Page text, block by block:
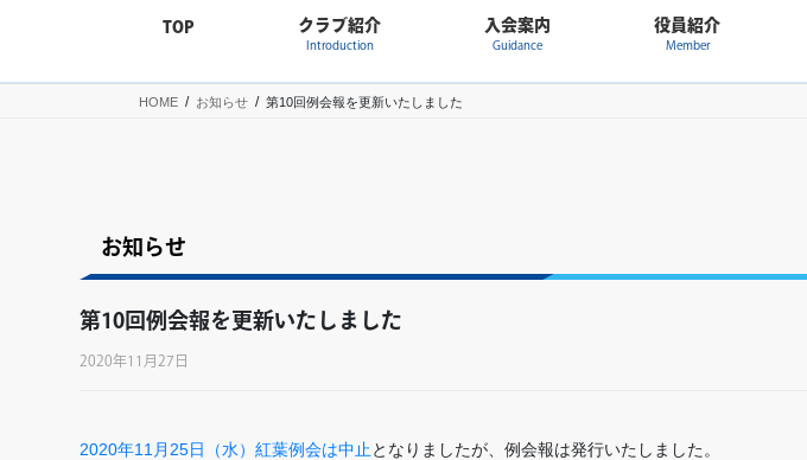
TOP クラブ紹介
Introduction
入会案内
Guidance
役員紹介
Member
HOME お知らせ 第10回例会報を更新いたしました
お知らせ
第10回例会報を更新いたしました
2020年11月27日
2020年11月25日（水）紅葉例会は中止 となりましたが、例会報は発行いたしました。